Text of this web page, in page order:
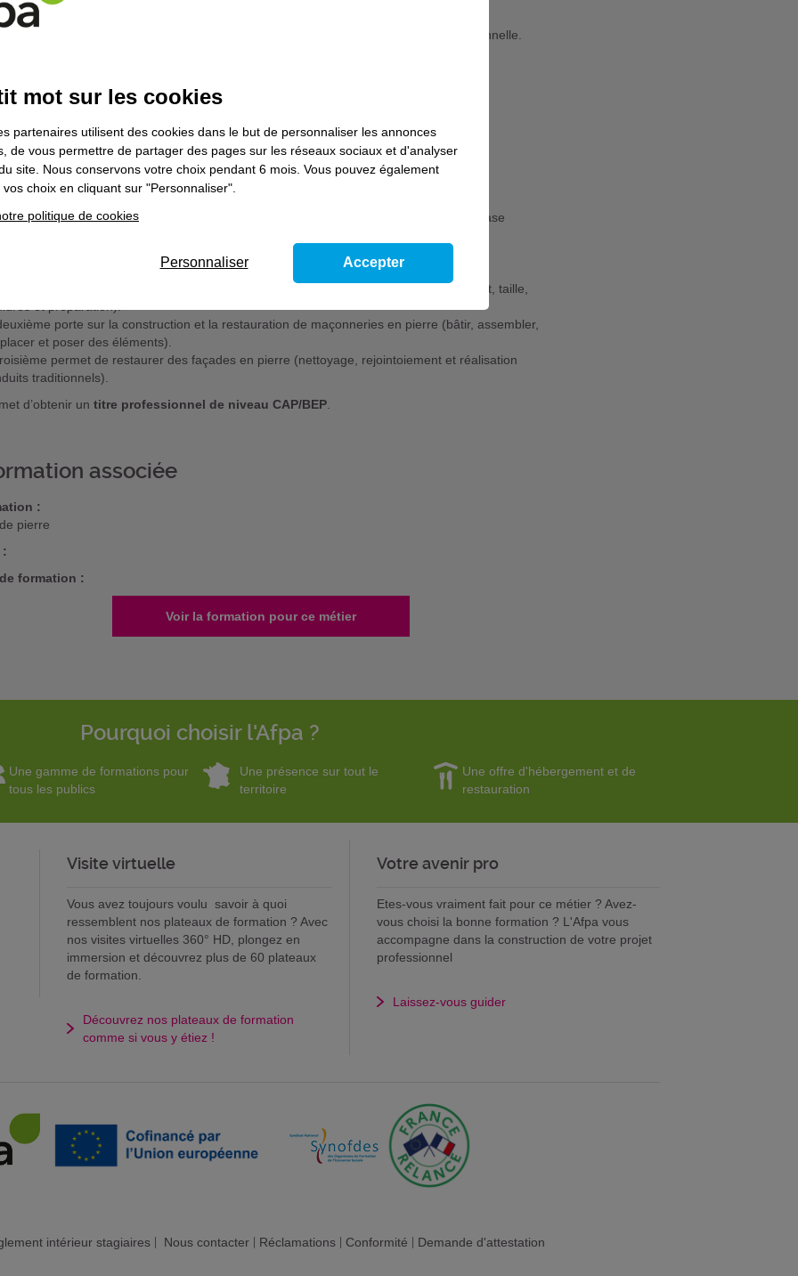
du détail et du travail bien fait
souhaitant préparer un diplôme reconnu et acquérir une expérience professionnelle.
d'apprentissage : 16-29 ans
de l'offre
en alternance prépare au métier de
. Elle débute par une phase
premier consiste à transformer un bloc de pierre en élément de pierre de taille fini (débit, taille,
porte sur la construction et la restauration de maçonneries en pierre (bâtir, assembler,
et poser des éléments).
permet de restaurer des façades en pierre (nettoyage, rejointoiement et réalisation
traditionnels).
d’obtenir untitre professionnel de niveau CAP/BEP
associée
:
pierre
:
formation :
Voir la formation pour ce métier
Pourquoi choisir l'Afpa ?
Une gamme de formations pour
tous les publics
Une présence sur tout le
territoire
Une offre d'hébergement et de
restauration
Visite virtuelle
Vous avez toujours voulu savoir à quoi
ressemblent nos plateaux de formation ? Avec
nos visites virtuelles 360° HD, plongez en
immersion et découvrez plus de 60 plateaux
de formation.
Découvrez nos plateaux de formation
comme si vous y étiez !
Votre avenir pro
Etes-vous vraiment fait pour ce métier ? Avez-
vous choisi la bonne formation ? L'Afpa vous
accompagne dans la construction de votre projet
professionnel
Laissez-vous guider
intérieur stagiaires Nous contacter Réclamations Conformité Demande d'attestation
mot sur les cookies
partenaires utilisent des cookies dans le but de personnaliser les annonces
de vous permettre de partager des pages sur les réseaux sociaux et d'analyser
site. Nous conservons votre choix pendant 6 mois. Vous pouvez également
choix en cliquant sur "Personnaliser".
politique de cookies
Personnaliser Accepter